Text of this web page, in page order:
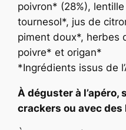
t
i
n
a
d
e
T
o
poivron* (28%),
tournesol*, jus de
piment doux*, herbes
poivre* et origan*
*Ingrédients issus de
À déguster à l’apéro,
crackers ou avec des